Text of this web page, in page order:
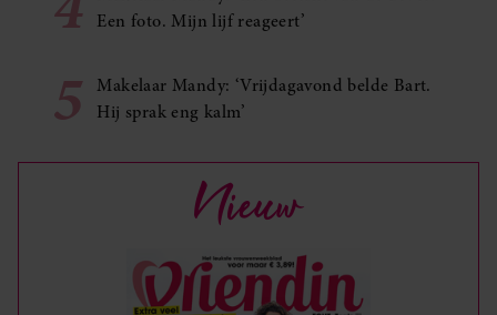
Een foto. Mijn lijf reageert’
5
Makelaar Mandy: ‘Vrijdagavond belde Bart.
Hij sprak eng kalm’
Nieuw